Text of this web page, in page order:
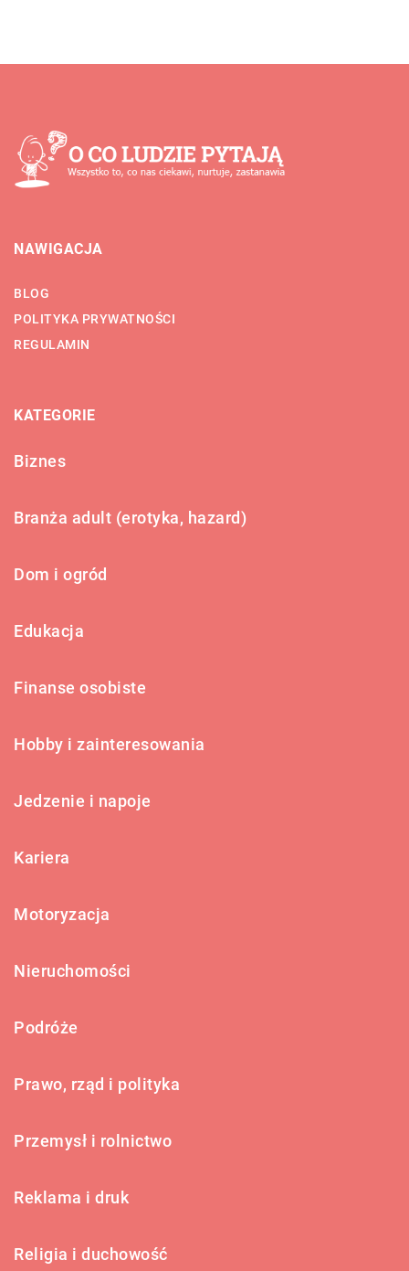
NAWIGACJA
BLOG
POLITYKA PRYWATNOŚCI
REGULAMIN
KATEGORIE
Biznes
Branża adult (erotyka, hazard)
Dom i ogród
Edukacja
Finanse osobiste
Hobby i zainteresowania
Jedzenie i napoje
Kariera
Motoryzacja
Nieruchomości
Podróże
Prawo, rząd i polityka
Przemysł i rolnictwo
Reklama i druk
Religia i duchowość